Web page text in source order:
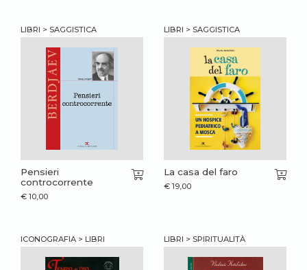
LIBRI > SAGGISTICA
Pensieri
controcorrente
€ 10,00
LIBRI > SAGGISTICA
La casa del faro
€ 19,00
ICONOGRAFIA > LIBRI LIBRI > SPIRITUALITÀ